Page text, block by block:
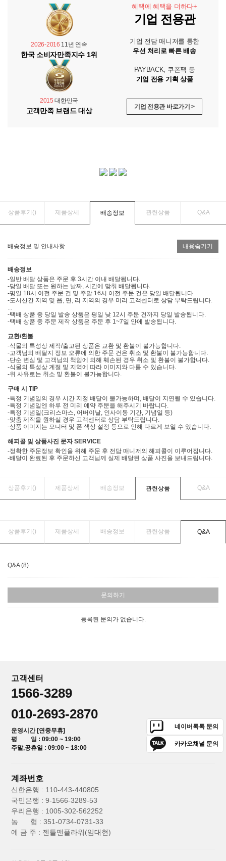
2026-2016 11년 연속
한국 소비자만족지수 1위
2015 대한민국
고객만족 브랜드 대상
혜택에 혜택을 더하다+
기업 전용관
기업 전담 매니저를 통한
우선 처리로 빠른 배송
PAYBACK, 쿠폰팩 등
기업 전용 기획 상품
기업 전용관 바로가기 >
상품후기() 제품상세 배송정보 관련상품 Q&A
배송정보 및 안내사항 내용숨기기
배송정보
-일반 배달 상품은 주문 후 3시간 이내 배달됩니다.
-당일 배달 또는 원하는 날짜, 시간에 맞춰 배달됩니다.
-평일 18시 이전 주문 건 및 주말 16시 이전 주문 건은 당일 배달됩니다.
-도서산간 지역 및 읍, 면, 리 지역의 경우 미리 고객센터로 상담 부탁드립니다.
-택배 상품 중 당일 발송 상품은 평일 낮 12시 주문 건까지 당일 발송됩니다.
-택배 상품 중 주문 제작 상품은 주문 후 1~7일 안에 발송됩니다.
교환/환불
-식물의 특성상 제작/출고된 상품은 교환 및 환불이 불가능합니다.
-고객님의 배달지 정보 오류에 의한 주문 건은 취소 및 환불이 불가능합니다.
-단순 변심 및 고객님의 책임에 의해 훼손된 경우 취소 및 환불이 불가합니다.
-식물의 특성상 계절 및 지역에 따라 이미지와 다를 수 있습니다.
-위 사유로는 취소 및 환불이 불가능합니다.
구매 시 TIP
-특정 기념일의 경우 시간 지정 배달이 불가능하며, 배달이 지연될 수 있습니다.
-특정 기념일엔 하루 전 미리 예약 주문을 해주시기 바랍니다.
-특정 기념일(크리스마스, 어버이날, 인사이동 기간, 기념일 등)
-맞춤 제작을 원하실 경우 고객센터로 상담 부탁드립니다.
-상품 이미지는 모니터 및 폰 색상 설정 등으로 인해 다르게 보일 수 있습니다.
해피콜 및 상품사진 문자 SERVICE
-정확한 주문정보 확인을 위해 주문 후 전담 매니저의 해피콜이 이루어집니다.
-배달이 완료된 후 주문하신 고객님께 실제 배달된 상품 사진을 보내드립니다.
상품후기() 제품상세 배송정보 관련상품 Q&A
상품후기() 제품상세 배송정보 관련상품 Q&A
Q&A (8)
문의하기
등록된 문의가 없습니다.
고객센터
1566-3289
010-2693-2870
운영시간 [연중무휴]
평 일 : 09:00 ~ 19:00
주말,공휴일 : 09:00 ~ 18:00
네이버톡톡 문의
카카오채널 문의
계좌번호
신한은행 : 110-443-440805
국민은행 : 9-1566-3289-53
우리은행 : 1005-302-562252
농 협 : 351-0734-0731-33
예 금 주 : 젠틀맨플라워(임대현)